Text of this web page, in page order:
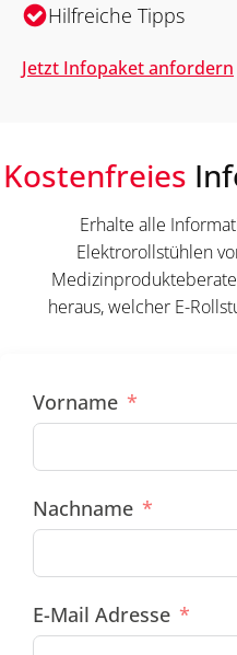
Hilfreiche Tipps
Jetzt Infopaket anfordern
Kostenfreies
Erhalte alle
Elektrorollstühlen
heraus, welcher E-
Vorname
Nachname
E-Mail Adresse